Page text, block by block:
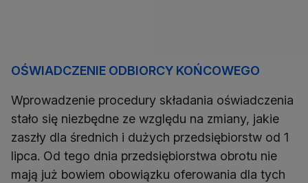
OŚWIADCZENIE ODBIORCY KOŃCOWEGO
Wprowadzenie procedury składania oświadczenia
stało się niezbędne ze względu na zmiany, jakie
zaszły dla średnich i dużych przedsiębiorstw od 1
lipca. Od tego dnia przedsiębiorstwa obrotu nie
mają już bowiem obowiązku oferowania dla tych